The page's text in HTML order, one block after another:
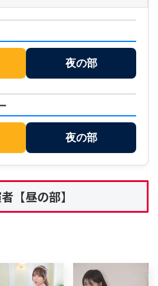
夜の部
夜の部
【昼の部】